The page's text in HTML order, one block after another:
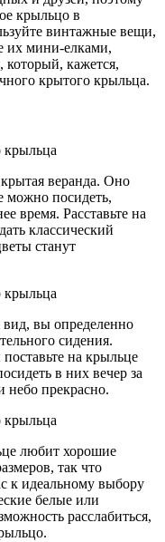
крыльцо в
винтажные вещи,
их мини-елками,
кажется,
крытого крыльца.
веранда. Оно
можно посидеть,
время. Расставьте на
классический
станут
вид, вы определенно
сидения.
на крыльце
в них вечер за
небо прекрасно.
любит хорошие
так что
к идеальному выбору
белые или
расслабиться,